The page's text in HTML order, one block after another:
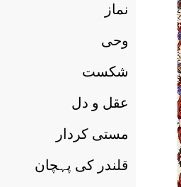
نماز
وحی
شکست
عقل و دل
مستی کردار
قلندر کی پہچان